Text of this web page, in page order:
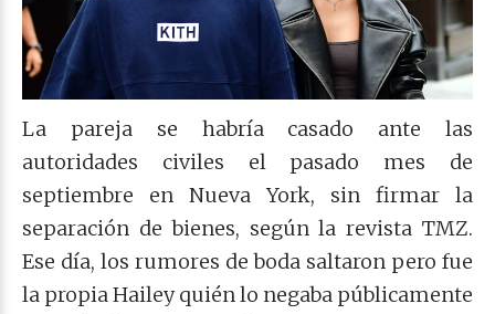
La pareja se habría casado ante las
autoridades civiles el pasado mes de
septiembre en Nueva York, sin firmar la
separación de bienes, según la revista TMZ.
Ese día, los rumores de boda saltaron pero fue
la propia Hailey quién lo negaba públicamente